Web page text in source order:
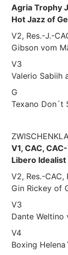
Agria Trophy
Hot Jazz of
V2, Res.-J.-
Gibson vom
V3
Valerio Sabiih
G
Texano Don´t
V1, CAC,
Libero Idealist
V2, Res.-CAC,
Gin Rickey of
V3
Dante Weltino
V4
Boxing